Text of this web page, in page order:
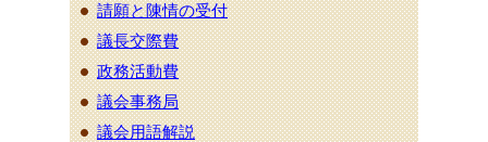
請願と陳情の受付
議長交際費
政務活動費
議会事務局
議会用語解説